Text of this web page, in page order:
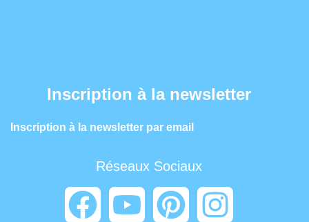
Inscription à la newsletter
Inscription à la newsletter par email
Réseaux Sociaux